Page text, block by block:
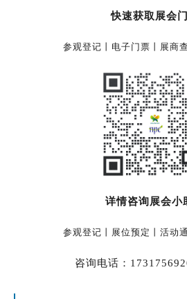
快速获取展会
参观登记丨电子门票丨展商
详情咨询展会小
参观登记丨展位预定丨活动
咨询电话：